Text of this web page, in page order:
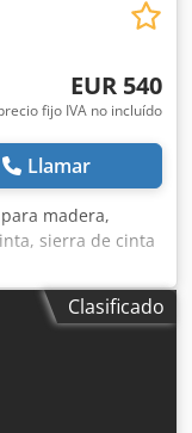
EUR 540
fijo IVA no incluído
Llamar
madera,
sierra de cinta
sierra de cinta
Reich, sierra
0,8 kW
200 mm -
longitud 2200 mm
Clasificado